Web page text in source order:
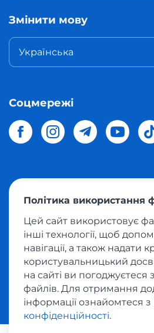
Змінити мову
Українська
Соцмережі
магазинів світу в Україну.
Політика
Публічна
Умови користування
Політика використання
Цей сайт використовує
інші технології, щоб
навігації, а також надати
користувальницький
на сайті ви
файлів. Для отримання
інформації ознайомтеся з
конфіденційності.